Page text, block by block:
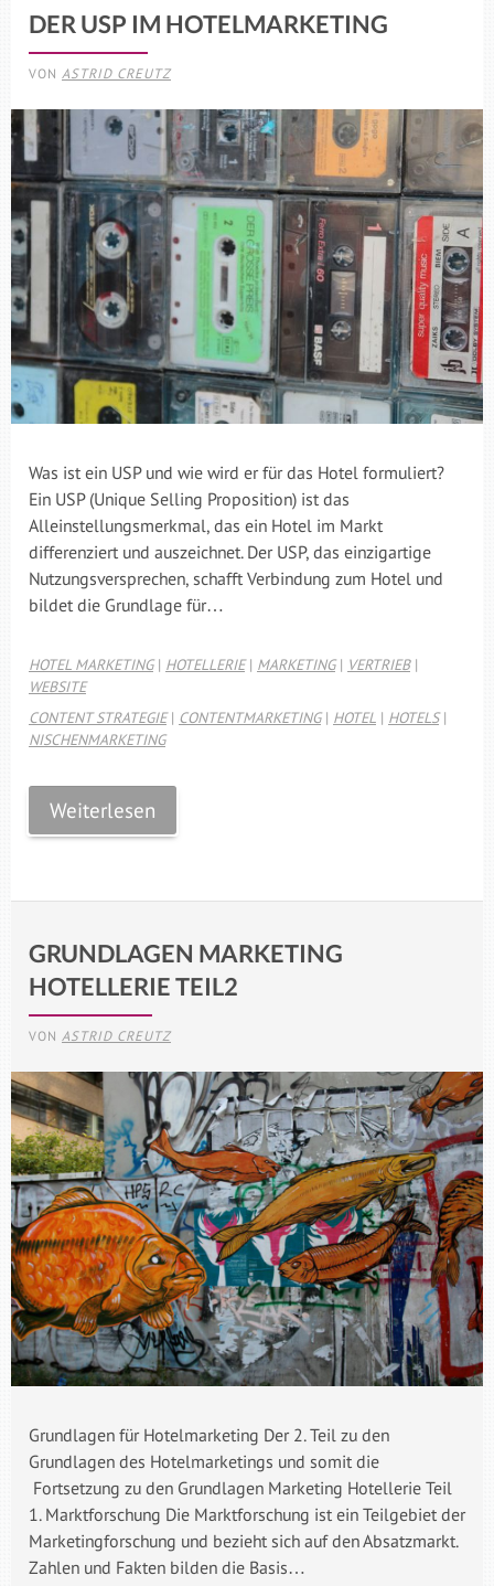
DER USP IM HOTELMARKETING
VON ASTRID CREUTZ
Was ist ein USP und wie wird er für das Hotel formuliert?
Ein USP (Unique Selling Proposition) ist das
Alleinstellungsmerkmal, das ein Hotel im Markt
differenziert und auszeichnet. Der USP, das einzigartige
Nutzungsversprechen, schafft Verbindung zum Hotel und
bildet die Grundlage für…
HOTEL MARKETING| HOTELLERIE| MARKETING| VERTRIEB|
WEBSITE
CONTENT STRATEGIE| CONTENTMARKETING| HOTEL | HOTELS|
NISCHENMARKETING
Weiterlesen
GRUNDLAGEN MARKETING
HOTELLERIE TEIL2
VON ASTRID CREUTZ
Grundlagen für Hotelmarketing Der 2. Teil zu den
Grundlagen des Hotelmarketings und somit die
Fortsetzung zu den Grundlagen Marketing Hotellerie Teil
1. Marktforschung Die Marktforschung ist ein Teilgebiet der
Marketingforschung und bezieht sich auf den Absatzmarkt.
Zahlen und Fakten bilden die Basis…